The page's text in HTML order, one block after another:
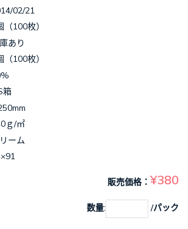
02/21
（100枚）
あり
（100枚）
箱
ｇ/㎡
ーム
販売価格 ¥380
数量: /パック